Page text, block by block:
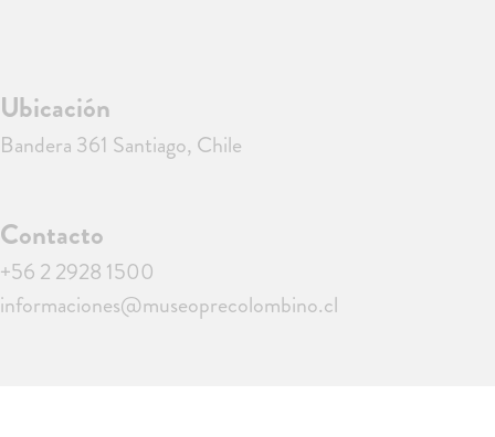
Ubicación
Bandera 361 Santiago, Chile
Contacto
+56 2 2928 1500
informaciones@museoprecolombino.cl